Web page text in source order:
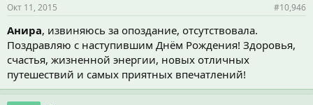
Окт 11, 2015 #10,946
Анира, извиняюсь за опоздание, отсутствовала.
Поздравляю с наступившим Днём Рождения! Здоровья,
счастья, жизненной энергии, новых отличных
путешествий и самых приятных впечатлений!